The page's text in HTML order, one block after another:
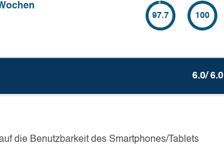
97.7 100
6.0/ 6.0
die Benutzbarkeit des Smartphones/Tablets